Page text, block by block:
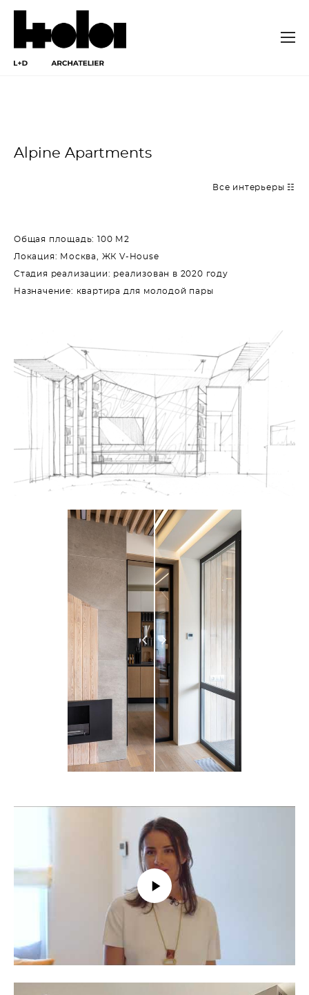
Alpine Apartments
Все интерьеры ☷
Общая площадь: 100 М2
Локация: Москва, ЖК V-House
Стадия реализации: реализован в 2020 году
Назначение: квартира для молодой пары